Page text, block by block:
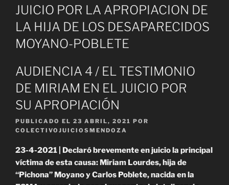
EL
JUICIO POR LA APROPIACION DE
LA HIJA DE LOS DESAPARECIDOS
MOYANO-POBLETE
AUDIENCIA 4 / EL TESTIMONIO
DE MIRIAM EN EL JUICIO POR
SU APROPIACIÓN
PUBLICADO EL 23 ABRIL, 2021 POR
COLECTIVOJUICIOSMENDOZA
23-4-2021 | Declaró brevemente en juicio la principal
víctima de esta causa: Miriam Lourdes, hija de
“Pichona” Moyano y Carlos Poblete, nacida en la